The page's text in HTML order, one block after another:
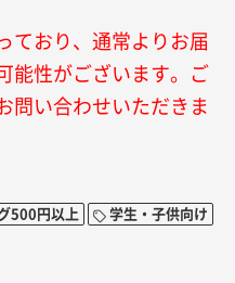
ており、通常よりお届
能性がございます。ご
問い合わせいただきま
500円以上
学生・子供向け